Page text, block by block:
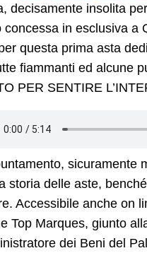
decisamente insolita
concessa in esclusiva a
questa prima asta
fiammanti ed alcune
PER SENTIRE
storia delle aste,
Accessibile anche on
Top Marques, giunto
dei Beni del